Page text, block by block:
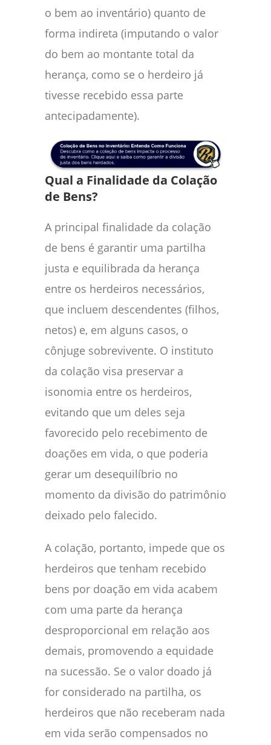
o bem ao inventário) quanto de
forma indireta (imputando o valor
do bem ao montante total da
herança, como se o herdeiro já
tivesse recebido essa parte
antecipadamente).
Qual a Finalidade da Colação
de Bens?
A principal finalidade da colação
de bens é garantir uma partilha
justa e equilibrada da herança
entre os herdeiros necessários,
que incluem descendentes (filhos,
netos) e, em alguns casos, o
cônjuge sobrevivente. O instituto
da colação visa preservar a
isonomia entre os herdeiros,
evitando que um deles seja
favorecido pelo recebimento de
doações em vida, o que poderia
gerar um desequilíbrio no
momento da divisão do patrimônio
deixado pelo falecido.
A colação, portanto, impede que os
herdeiros que tenham recebido
bens por doação em vida acabem
com uma parte da herança
desproporcional em relação aos
demais, promovendo a equidade
na sucessão. Se o valor doado já
for considerado na partilha, os
herdeiros que não receberam nada
em vida serão compensados no